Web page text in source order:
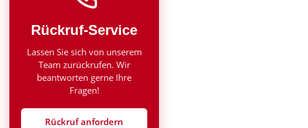
Rückruf-Service
Lassen Sie sich von unserem
Team zurückrufen. Wir
beantworten gerne Ihre
Fragen!
Rückruf anfordern